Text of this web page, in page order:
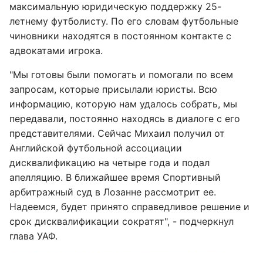
максимальную юридическую поддержку 25-
летнему футболисту. По его словам футбольные
чиновники находятся в постоянном контакте с
адвокатами игрока.
"Мы готовы были помогать и помогали по всем
запросам, которые присылали юристы. Всю
информацию, которую нам удалось собрать, мы
передавали, постоянно находясь в диалоге с его
представителями. Сейчас Михаил получил от
Английской футбольной ассоциации
дисквалификацию на четыре года и подал
апелляцию. В ближайшее время Спортивный
арбитражный суд в Лозанне рассмотрит ее.
Надеемся, будет принято справедливое решение и
срок дисквалификации сократят", - подчеркнул
глава УАФ.